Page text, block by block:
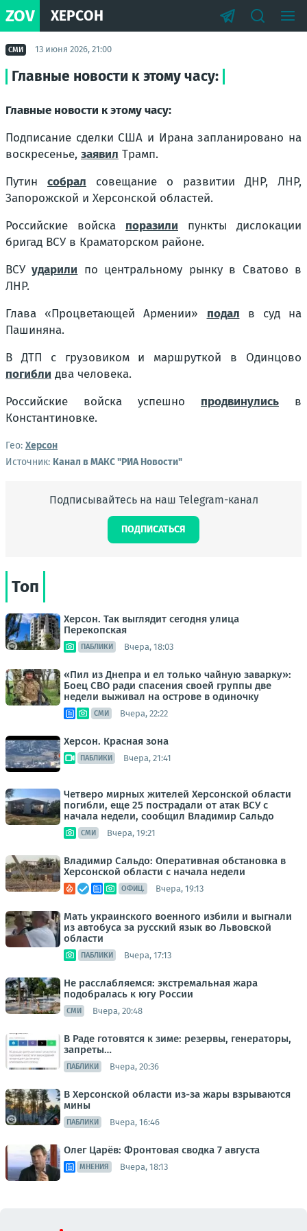
ZOV ХЕРСОН
СМИ 13 июня 2026, 21:00
Главные новости к этому часу:
Главные новости к этому часу:
Подписание сделки США и Ирана запланировано на
воскресенье, заявил Трамп.
Путин собрал совещание о развитии ДНР, ЛНР,
Запорожской и Херсонской областей.
Российские войска поразили пункты дислокации
бригад ВСУ в Краматорском районе.
ВСУударили по центральному рынку в Сватово в
ЛНР.
Глава «Процветающей Армении» подал в суд на
Пашиняна.
В ДТП с грузовиком и маршруткой в Одинцово
погибли два человека.
Российские войска успешно продвинулись в
Константиновке.
Гео: Херсон
Источник: Канал в МАКС "РИА Новости"
Подписывайтесь на наш Telegram-канал
ПОДПИСАТЬСЯ
Топ
Херсон. Так выглядит сегодня улица
Перекопская
ПАБЛИКИ Вчера, 18:03
«Пил из Днепра и ел только чайную заварку»:
Боец СВО ради спасения своей группы две
недели выживал на острове в одиночку
СМИ Вчера, 22:22
Херсон. Красная зона
ПАБЛИКИ Вчера, 21:41
Четверо мирных жителей Херсонской области
погибли, еще 25 пострадали от атак ВСУ с
начала недели, сообщил Владимир Сальдо
СМИ Вчера, 19:21
Владимир Сальдо: Оперативная обстановка в
Херсонской области с начала недели
ОФИЦ. Вчера, 19:13
Мать украинского военного избили и выгнали
из автобуса за русский язык во Львовской
области
ПАБЛИКИ Вчера, 17:13
Не расслабляемся: экстремальная жара
подобралась к югу России
СМИ Вчера, 20:48
В Раде готовятся к зиме: резервы, генераторы,
запреты…
ПАБЛИКИ Вчера, 20:36
В Херсонской области из-за жары взрываются
мины
ПАБЛИКИ Вчера, 16:46
Олег Царёв: Фронтовая сводка 7 августа
МНЕНИЯ Вчера, 18:13